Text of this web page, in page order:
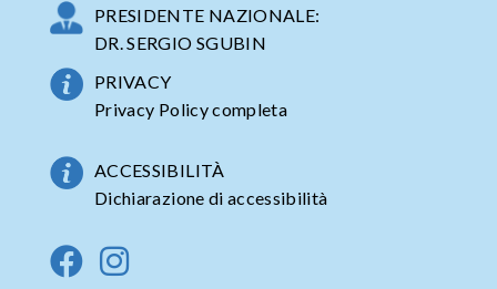
PRESIDENTE NAZIONALE:
DR. SERGIO SGUBIN
PRIVACY
Privacy Policy completa
ACCESSIBILITÀ
Dichiarazione di accessibilità